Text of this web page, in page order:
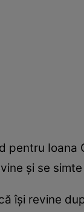
pentru
şi se
îşi revine